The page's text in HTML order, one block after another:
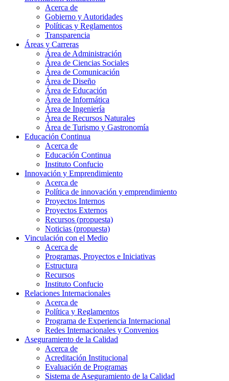
Acerca de
Gobierno y Autoridades​
Políticas y Reglamentos​
Transparencia
Áreas y Carreras
Área de Administración
Área de Ciencias Sociales
Área de Comunicación
Área de Diseño
Área de Educación
Área de Informática
Área de Ingeniería
Área de Recursos Naturales
Área de Turismo y Gastronomía
Educación Continua
Acerca de
Educación Continua
Instituto Confucio
Innovación y Emprendimiento
Acerca de
Política de innovación y emprendimiento
Proyectos Internos
Proyectos Externos
Recursos (propuesta)
Noticias (propuesta)
Vinculación con el Medio
Acerca de
Programas, Proyectos e Iniciativas
Estructura
Recursos
Instituto Confucio
Relaciones Internacionales
Acerca de
Política y Reglamentos
Programa de Experiencia Internacional
Redes Internacionales y Convenios
Aseguramiento de la Calidad
Acerca de
Acreditación Institucional
Evaluación de Programas
Sistema de Aseguramiento de la Calidad